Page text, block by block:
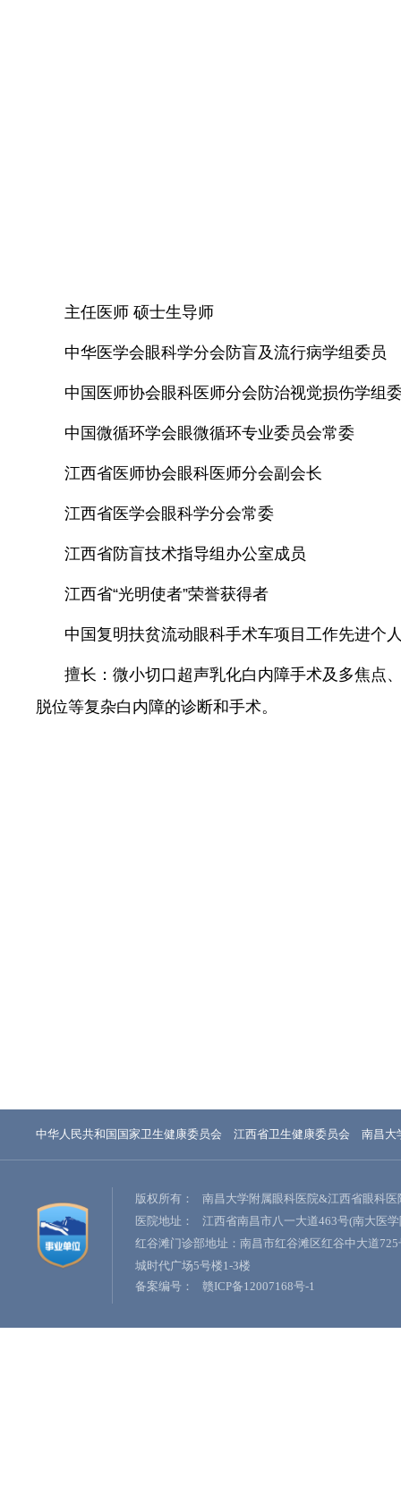
主任医师 硕士生导师
中华医学会眼科学分会防盲及流行病学组委员
中国医师协会眼科医师分会防治视觉损伤学组
中国微循环学会眼微循环专业委员会常委
江西省医师协会眼科医师分会副会长
江西省医学会眼科学分会常委
江西省防盲技术指导组办公室成员
江西省“光明使者”荣誉获得者
中国复明扶贫流动眼科手术车项目工作先进个
擅长：微小切口超声乳化白内障手术及多焦点
脱位等复杂白内障的诊断和手术。
中华人民共和国国家卫生健康委员会 江西省卫生健康委员会 南昌大
版权所有：
南昌大学附属眼科医院&江西省眼科医
医院地址：
江西省南昌市八一大道463号(南大医
红谷滩门诊部地址：南昌市红谷滩区红谷中大道725
城时代广场5号楼1-3楼
备案编号：
赣ICP备12007168号-1